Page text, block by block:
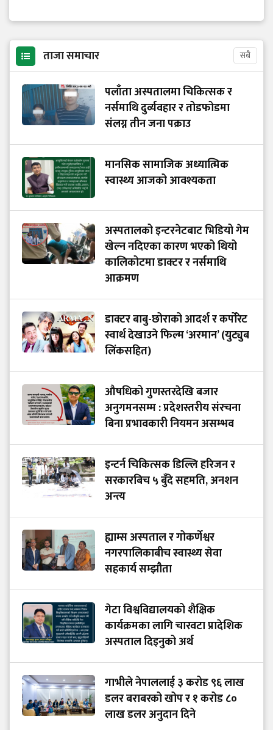
ताजा समाचार सबै
पलाँता अस्पतालमा चिकित्सक र
नर्समाथि दुर्व्यवहार र तोडफोडमा
संलग्न तीन जना पक्राउ
मानसिक सामाजिक अध्यात्मिक
स्वास्थ्य आजको आवश्यकता
अस्पतालको इन्टरनेटबाट भिडियो गेम
खेल्न नदिएका कारण भएको थियो
कालिकोटमा डाक्टर र नर्समाथि
आक्रमण
डाक्टर बाबु-छोराको आदर्श र कर्पोरेट
स्वार्थ देखाउने फिल्म ‘अरमान’ (युट्युब
लिंकसहित)
औषधिको गुणस्तरदेखि बजार
अनुगमनसम्म : प्रदेशस्तरीय संरचना
बिना प्रभावकारी नियमन असम्भव
इन्टर्न चिकित्सक डिल्लि हरिजन र
सरकारबिच ५ बुँदे सहमति, अनशन
अन्त्य
ह्याम्स अस्पताल र गोकर्णेश्वर
नगरपालिकाबीच स्वास्थ्य सेवा
सहकार्य सम्झौता
गेटा विश्वविद्यालयको शैक्षिक
कार्यक्रमका लागि चारवटा प्रादेशिक
अस्पताल दिइनुको अर्थ
गाभीले नेपाललाई ३ करोड ९६ लाख
डलर बराबरको खोप र १ करोड ८०
लाख डलर अनुदान दिने